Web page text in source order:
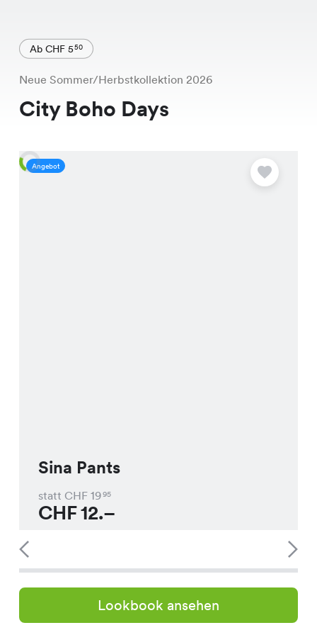
Ab CHF 550
Neue Sommer/Herbstkollektion 2026
City Boho Days
Angebot
Sina Pants
statt CHF 1995
CHF12.–
Lookbook ansehen